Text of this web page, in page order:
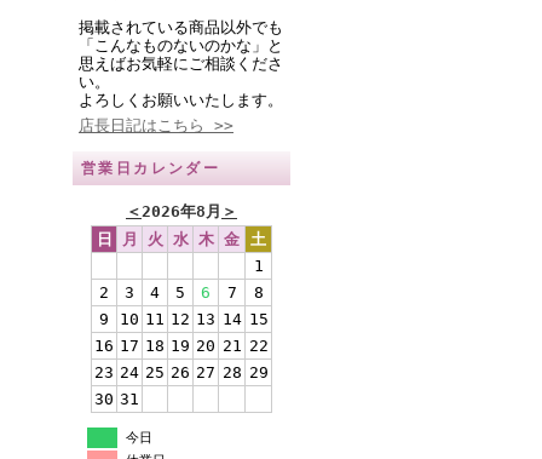
掲載されている商品以外でも
「こんなものないのかな」と
思えばお気軽にご相談くださ
い。
よろしくお願いいたします。
店長日記はこちら >>
営業日カレンダー
＜2026年8月 ＞
日
月 火 水 木 金 土
1
2
3 4 5 6 7
8
9
10 11 12 13 14 15
16 17 18 19 20 21 22
23 24 25 26 27 28 29
30 31
今日